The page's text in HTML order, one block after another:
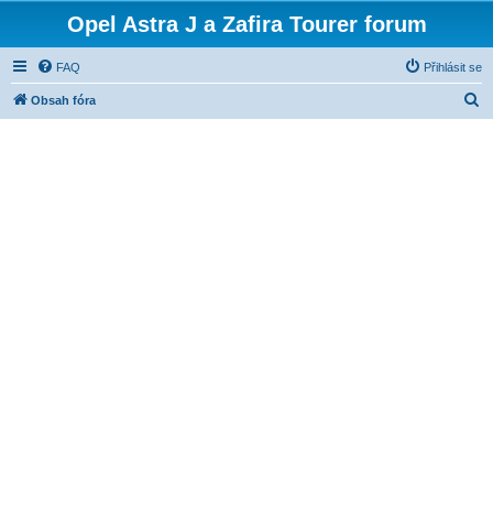
Opel Astra J a Zafira Tourer forum
FAQ Přihlásit se
Obsah fóra